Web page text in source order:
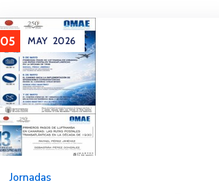
05 MAY 2026
Jornadas